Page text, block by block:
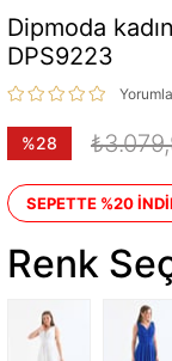
Dipmoda
DPS9223
%28
SEPETTE %20
Renk